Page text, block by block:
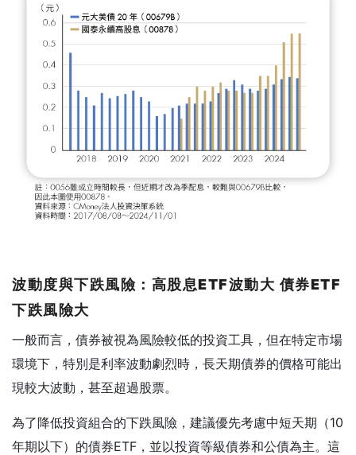
波動度與下跌風險：高股息ETF波動大 債券ETF
下跌風險大
一般而言，債券被視為風險較低的投資工具，但在特定市場
環境下，特別是利率波動劇烈時，長天期債券的價格可能出
現較大波動，甚至超過股票。
為了降低投資組合的下跌風險，建議優先考慮中短天期（10
年期以下）的債券ETF，並以投資等級債券和公債為主。這